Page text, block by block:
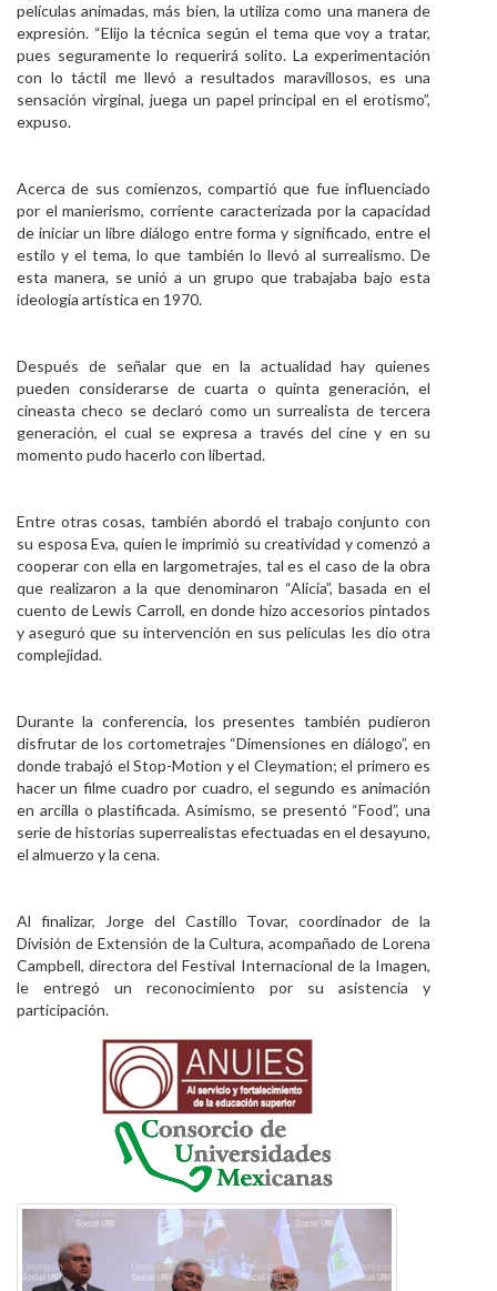
películas animadas, más bien, la utiliza como una manera de
expresión. “Elijo la técnica según el tema que voy a tratar,
pues seguramente lo requerirá solito. La experimentación
con lo táctil me llevó a resultados maravillosos, es una
sensación virginal, juega un papel principal en el erotismo”,
expuso.
Acerca de sus comienzos, compartió que fue influenciado
por el manierismo, corriente caracterizada por la capacidad
de iniciar un libre diálogo entre forma y significado, entre el
estilo y el tema, lo que también lo llevó al surrealismo. De
esta manera, se unió a un grupo que trabajaba bajo esta
ideología artística en 1970.
Después de señalar que en la actualidad hay quienes
pueden considerarse de cuarta o quinta generación, el
cineasta checo se declaró como un surrealista de tercera
generación, el cual se expresa a través del cine y en su
momento pudo hacerlo con libertad.
Entre otras cosas, también abordó el trabajo conjunto con
su esposa Eva, quien le imprimió su creatividad y comenzó a
cooperar con ella en largometrajes, tal es el caso de la obra
que realizaron a la que denominaron “Alicia”, basada en el
cuento de Lewis Carroll, en donde hizo accesorios pintados
y aseguró que su intervención en sus películas les dio otra
complejidad.
Durante la conferencia, los presentes también pudieron
disfrutar de los cortometrajes “Dimensiones en diálogo”, en
donde trabajó el Stop-Motion y el Cleymation; el primero es
hacer un filme cuadro por cuadro, el segundo es animación
en arcilla o plastificada. Asimismo, se presentó “Food”, una
serie de historias superrealistas efectuadas en el desayuno,
el almuerzo y la cena.
Al finalizar, Jorge del Castillo Tovar, coordinador de la
División de Extensión de la Cultura, acompañado de Lorena
Campbell, directora del Festival Internacional de la Imagen,
le entregó un reconocimiento por su asistencia y
participación.